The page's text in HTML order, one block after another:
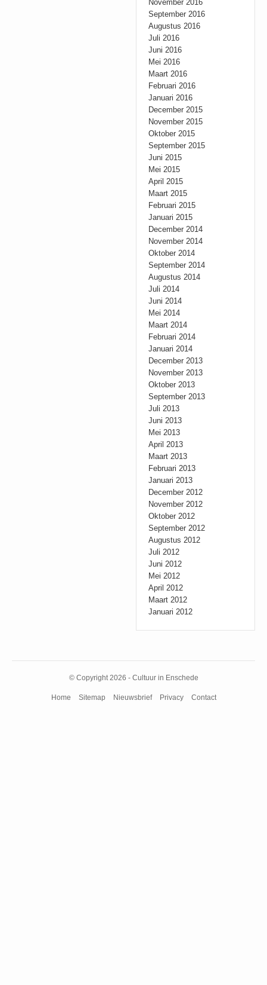
November 2016
September 2016
Augustus 2016
Juli 2016
Juni 2016
Mei 2016
Maart 2016
Februari 2016
Januari 2016
December 2015
November 2015
Oktober 2015
September 2015
Juni 2015
Mei 2015
April 2015
Maart 2015
Februari 2015
Januari 2015
December 2014
November 2014
Oktober 2014
September 2014
Augustus 2014
Juli 2014
Juni 2014
Mei 2014
Maart 2014
Februari 2014
Januari 2014
December 2013
November 2013
Oktober 2013
September 2013
Juli 2013
Juni 2013
Mei 2013
April 2013
Maart 2013
Februari 2013
Januari 2013
December 2012
November 2012
Oktober 2012
September 2012
Augustus 2012
Juli 2012
Juni 2012
Mei 2012
April 2012
Maart 2012
Januari 2012
© Copyright 2026 - Cultuur in Enschede
Home Sitemap Nieuwsbrief Privacy Contact